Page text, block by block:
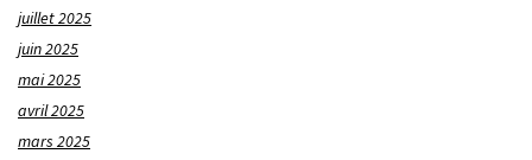
juillet 2025
juin 2025
mai 2025
avril 2025
mars 2025